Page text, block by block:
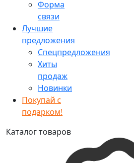
Форма
связи
Лучшие
предложения
Спецпредложения
Хиты
продаж
Новинки
Покупай с
подарком!
Каталог товаров